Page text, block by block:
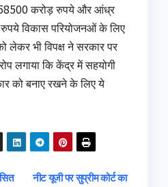
58500 करोड़ रुपये और आंध्र
विकास परियोजनओं के लिए
भी विपक्ष ने सरकार पर
लगाया कि केंद्र में सहयोगी
को बनाए रखने के लिए ये
नीट यूजी पर सुप्रीम कोर्ट का